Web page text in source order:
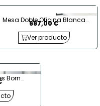
Mesa Doble Oficina Blanca
cm. Vital Plus ST de Actiu
687,00 €
Ver producto
Born
Linea